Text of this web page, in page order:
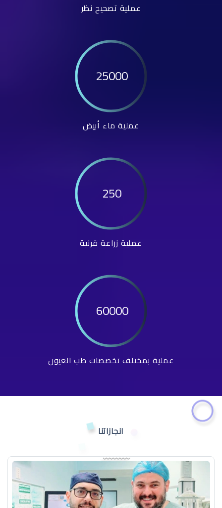
عملية تصحيح نظر
25000
عملية ماء أبيض
250
عملية زراعة قرنية
60000
عملية بمختلف تخصصات طب العيون
انجازاتنا